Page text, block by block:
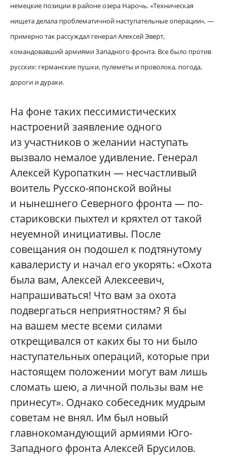
немецкие позиции в районе озера Нарочь. «Техническая
нищета делала проблематичной наступательные операции», —
примерно так рассуждал генерал Алексей Эверт,
командовавший армиями Западного фронта. Все было против
русских: германские пушки, пулеметы и проволока, погода,
дороги и дураки.
На фоне таких пессимистических
настроений заявление одного
из участников о желании наступать
вызвало немалое удивление. Генерал
Алексей Куропаткин — несчастливый
воитель Русско-японской войны
и нынешнего Северного фронта — по-
стариковски пыхтел и кряхтел от такой
неуемной инициативы. После
совещания он подошел к подтянутому
кавалеристу и начал его укорять: «Охота
была вам, Алексей Алексеевич,
напрашиваться! Что вам за охота
подвергаться неприятностям? Я бы
на вашем месте всеми силами
открещивался от каких бы то ни было
наступательных операций, которые при
настоящем положении могут вам лишь
сломать шею, а личной пользы вам не
принесут». Однако собеседник мудрым
советам не внял. Им был новый
главнокомандующий армиями Юго-
Западного фронта Алексей Брусилов.